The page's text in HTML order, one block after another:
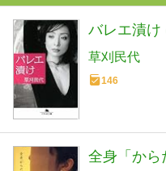
バレエ漬け
草刈民代
146
全身「から